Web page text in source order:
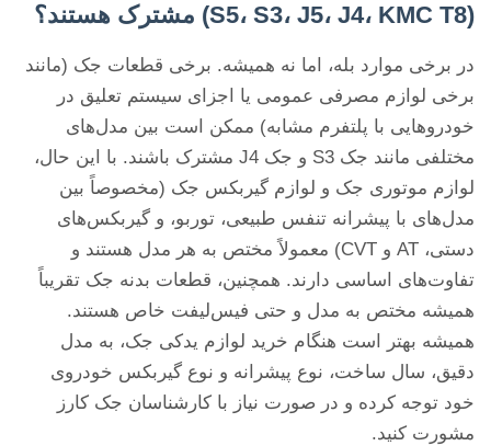
(S5، S3، J5، J4، KMC T8) مشترک هستند؟
در برخی موارد بله، اما نه همیشه. برخی قطعات جک (مانند
برخی لوازم مصرفی عمومی یا اجزای سیستم تعلیق در
خودروهایی با پلتفرم مشابه) ممکن است بین مدل‌های
مختلفی مانند جک S3 و جک J4 مشترک باشند. با این حال،
لوازم موتوری جک و لوازم گیربکس جک (مخصوصاً بین
مدل‌های با پیشرانه تنفس طبیعی، توربو، و گیربکس‌های
دستی، AT و CVT) معمولاً مختص به هر مدل هستند و
تفاوت‌های اساسی دارند. همچنین، قطعات بدنه جک تقریباً
همیشه مختص به مدل و حتی فیس‌لیفت خاص هستند.
همیشه بهتر است هنگام خرید لوازم یدکی جک، به مدل
دقیق، سال ساخت، نوع پیشرانه و نوع گیربکس خودروی
خود توجه کرده و در صورت نیاز با کارشناسان جک کارز
مشورت کنید.